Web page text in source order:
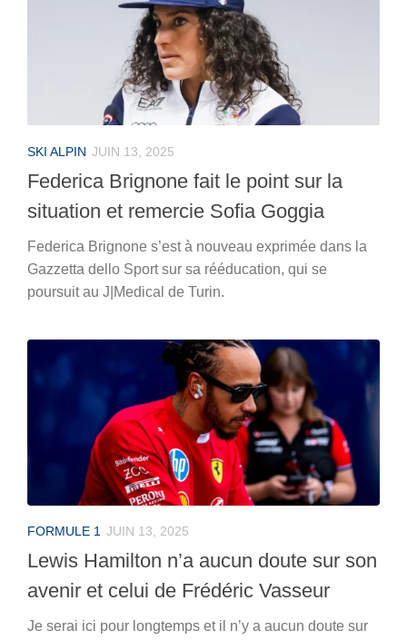
SKI ALPIN JUIN 13, 2025
Federica Brignone fait le point sur la
situation et remercie Sofia Goggia
Federica Brignone s’est à nouveau exprimée dans la
Gazzetta dello Sport sur sa rééducation, qui se
poursuit au J|Medical de Turin.
FORMULE 1 JUIN 13, 2025
Lewis Hamilton n’a aucun doute sur son
avenir et celui de Frédéric Vasseur
Je serai ici pour longtemps et il n’y a aucun doute sur